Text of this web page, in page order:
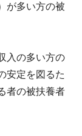
が多い方の被
入の多い方の
安定を図るた
者の被扶養者